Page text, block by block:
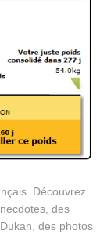
Découvrez
des
des photos